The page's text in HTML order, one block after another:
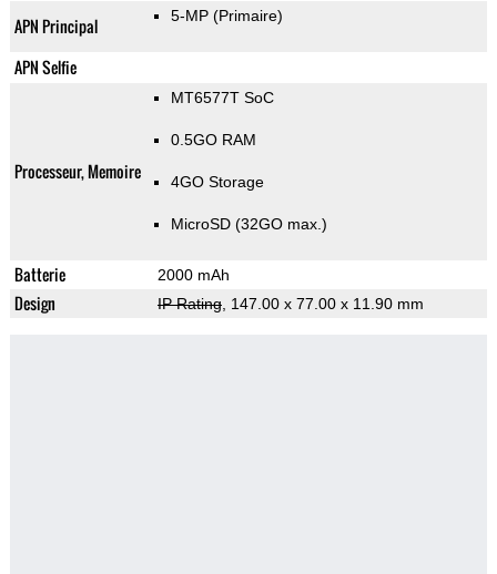
APN Principal 5-MP (Primaire)
APN Selfie
Processeur, Memoire
MT6577T SoC
0.5GO RAM
4GO Storage
MicroSD (32GO max.)
Batterie 2000 mAh
Design IP Rating, 147.00 x 77.00 x 11.90 mm